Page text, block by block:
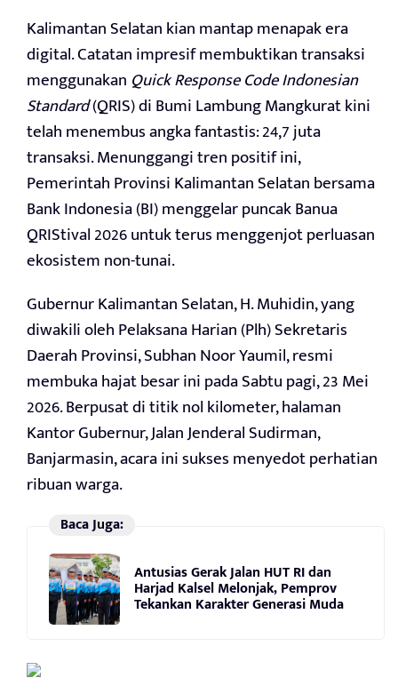
Kalimantan Selatan kian mantap menapak era
digital. Catatan impresif membuktikan transaksi
menggunakan Quick Response Code Indonesian
Standard(QRIS) di Bumi Lambung Mangkurat kini
telah menembus angka fantastis: 24,7 juta
transaksi. Menunggangi tren positif ini,
Pemerintah Provinsi Kalimantan Selatan bersama
Bank Indonesia (BI) menggelar puncak Banua
QRIStival 2026 untuk terus menggenjot perluasan
ekosistem non-tunai.
Gubernur Kalimantan Selatan, H. Muhidin, yang
diwakili oleh Pelaksana Harian (Plh) Sekretaris
Daerah Provinsi, Subhan Noor Yaumil, resmi
membuka hajat besar ini pada Sabtu pagi, 23 Mei
2026. Berpusat di titik nol kilometer, halaman
Kantor Gubernur, Jalan Jenderal Sudirman,
Banjarmasin, acara ini sukses menyedot perhatian
ribuan warga.
Baca Juga:
Antusias Gerak Jalan HUT RI dan
Harjad Kalsel Melonjak, Pemprov
Tekankan Karakter Generasi Muda